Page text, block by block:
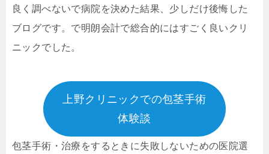
良く調べないで病院を決めた結果、少しだけ後悔した
ブログです。で明朗会計で総合的にはすごく良いクリ
ニックでした。
上野クリニックでの包茎手術
体験談
包茎手術・治療をするときに失敗しないための医院選